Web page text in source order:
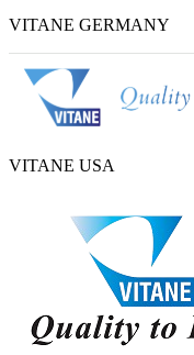
VITANE GERMANY
VITANE USA